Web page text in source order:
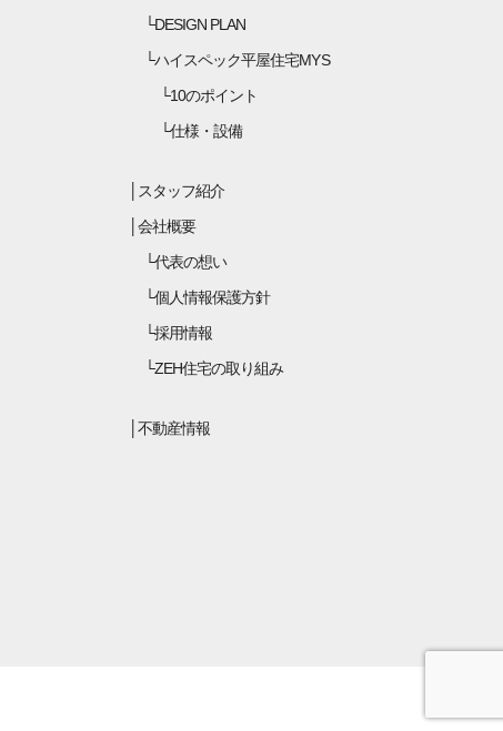
DESIGN PLAN
ハイスペック平屋住宅MYS
10のポイント
仕様・設備
スタッフ紹介
会社概要
代表の想い
個人情報保護方針
採用情報
ZEH住宅の取り組み
不動産情報